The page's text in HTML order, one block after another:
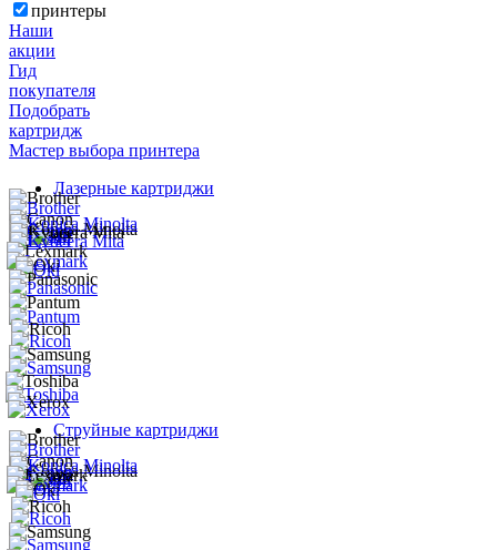
принтеры
Наши
акции
Гид
покупателя
Подобрать
картридж
Мастер выбора принтера
Лазерные картриджи
Струйные картриджи